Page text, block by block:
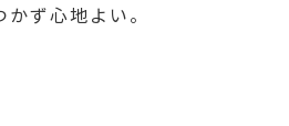
ず心地よい。